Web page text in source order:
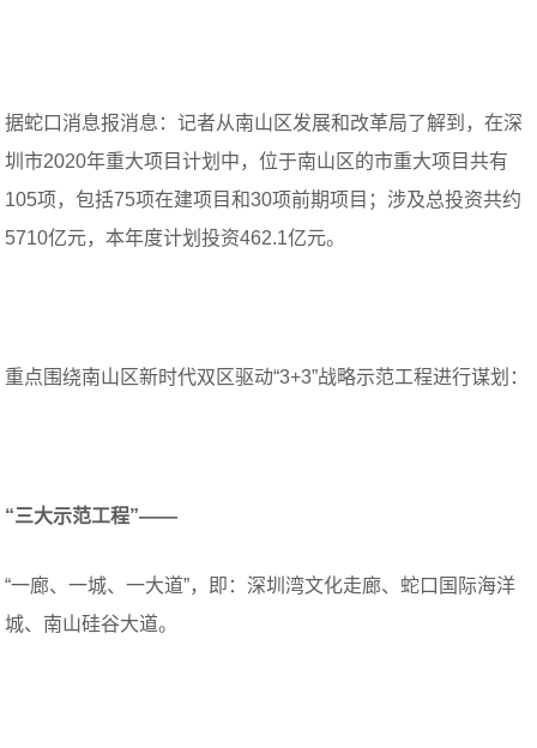
据蛇口消息报消息：记者从南山区发展和改革局了解到，在深
圳市2020年重大项目计划中，位于南山区的市重大项目共有
105项，包括75项在建项目和30项前期项目；涉及总投资共约
5710亿元，本年度计划投资462.1亿元。
重点围绕南山区新时代双区驱动“3+3”战略示范工程进行谋划：
“三大示范工程”——
“一廊、一城、一大道”，即：深圳湾文化走廊、蛇口国际海洋
城、南山硅谷大道。